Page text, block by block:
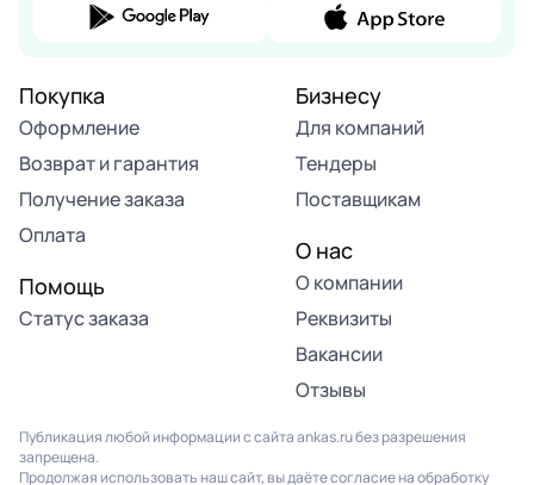
Покупка
Оформление
Возврат и гарантия
Получение заказа
Оплата
Помощь
Статус заказа
Бизнесу
Для компаний
Тендеры
Поставщикам
О нас
О компании
Реквизиты
Вакансии
Отзывы
Публикация любой информации с сайта ankas.ru без разрешения
запрещена.
Продолжая использовать наш сайт, вы даёте согласие на обработку